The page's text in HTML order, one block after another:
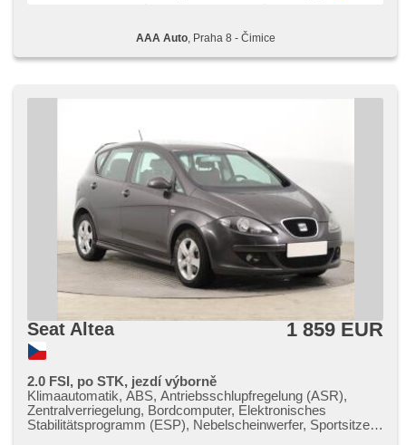
AAA Auto, Praha 8 - Čimice
Seat Altea 1 859 EUR
2.0 FSI, po STK, jezdí výborně
Klimaautomatik, ABS, Antriebsschlupfregelung (ASR),
Zentralverriegelung, Bordcomputer, Elektronisches
Stabilitätsprogramm (ESP), Nebelscheinwerfer, Sportsitze,